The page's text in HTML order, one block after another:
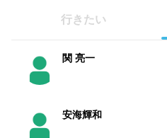
行きたい
関 亮一
安海輝和